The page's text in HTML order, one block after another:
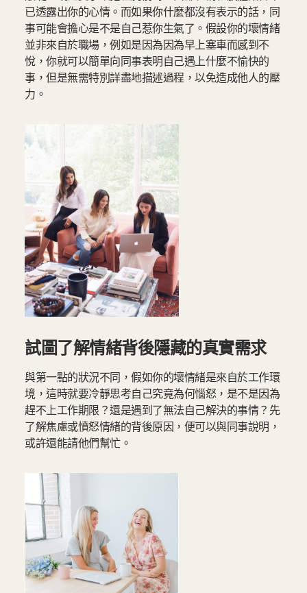
已透露出你的心情。而如果你什麼都沒有表示的話，同
事可能會擔心是不是自己惹你生氣了。假設你的壞情緒
並非來自於職場，例如是因為因為早上塞車而感到不
悅，你就可以簡單向同事表明自己遇上什麼不愉快的
事，但是無需特別詳盡地描述過程，以免造成他人的壓
力。
試圖了解情緒背後隱藏的真實需求
與第一點的狀況不同，假如你的壞情緒是來自於工作環
境，這時就要冷靜思考自己究竟為何惱怒，是不是因為
趕不上工作期限？還是遇到了無法自己解決的事情？先
了解焦慮或憤怒情緒的背後原因，便可以與同事說明，
或許還能請他們幫忙。